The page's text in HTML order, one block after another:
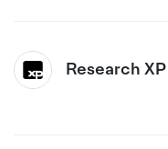
Research XP